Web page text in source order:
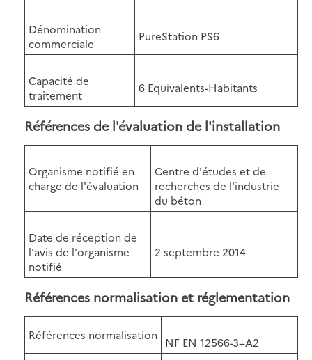
Dénomination
commerciale
PureStation PS6
Capacité de
traitement
6 Equivalents-Habitants
Références de l'évaluation de l'installation
Organisme notifié en
charge de l'évaluation
Centre d'études et de
recherches de l'industrie
du béton
Date de réception de
l'avis de l'organisme
notifié
2 septembre 2014
Références normalisation et réglementation
Références normalisation
NF EN 12566-3+A2